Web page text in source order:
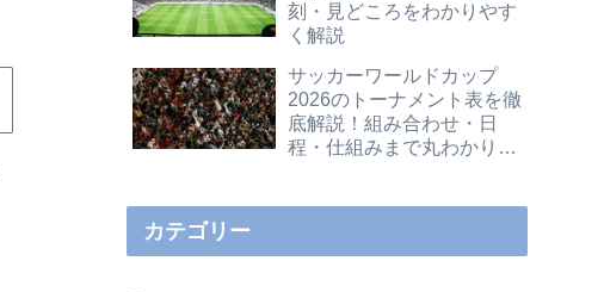
刻・見どころをわかりやす
く解説
サッカーワールドカップ
2026のトーナメント表を徹
底解説！組み合わせ・日
程・仕組みまで丸わかりガ
カテゴリー